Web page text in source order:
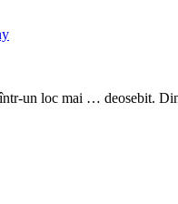
un loc mai … deosebit.